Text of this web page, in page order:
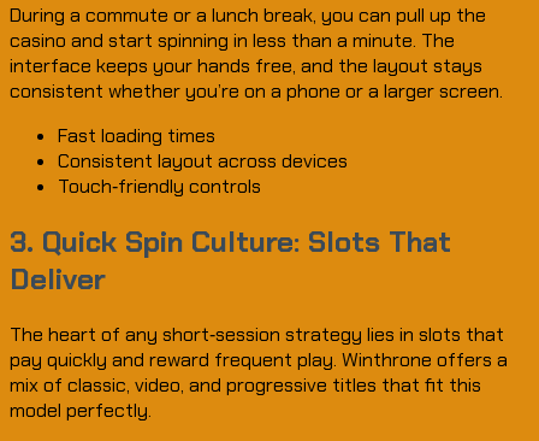
During a commute or a lunch break, you can pull up the
casino and start spinning in less than a minute. The
interface keeps your hands free, and the layout stays
consistent whether you’re on a phone or a larger screen.
Fast loading times
Consistent layout across devices
Touch‑friendly controls
3. Quick Spin Culture: Slots That
Deliver
The heart of any short‑session strategy lies in slots that
pay quickly and reward frequent play. Winthrone offers a
mix of classic, video, and progressive titles that fit this
model perfectly.